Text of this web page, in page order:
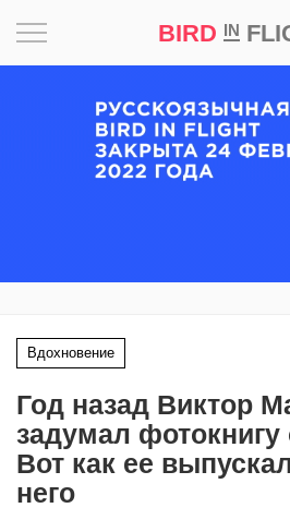
BIRD IN
Вдохновение
Год назад Виктор
задумал фотокнигу
Вот как ее
него